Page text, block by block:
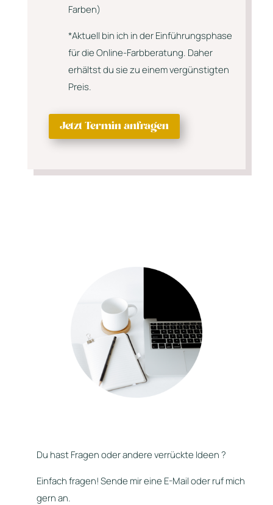
Farben)
*Aktuell bin ich in der Einführungsphase
für die Online-Farbberatung. Daher
erhältst du sie zu einem vergünstigten
Preis.
Jetzt Termin anfragen
Du hast Fragen oder andere verrückte Ideen ?
Einfach fragen! Sende mir eine E-Mail oder ruf mich
gern an.